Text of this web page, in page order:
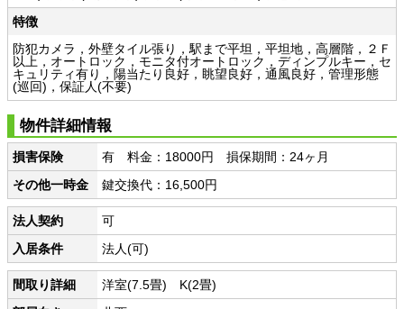
特徴
防犯カメラ，外壁タイル張り，駅まで平坦，平坦地，高層階，２Ｆ
以上，オートロック，モニタ付オートロック，ディンプルキー，セ
キュリティ有り，陽当たり良好，眺望良好，通風良好，管理形態
(巡回)，保証人(不要)
物件詳細情報
損害保険
有 料金：18000円 損保期間：24ヶ月
その他一時金
鍵交換代：16,500円
法人契約
可
入居条件
法人(可)
間取り詳細
洋室(7.5畳) K(2畳)